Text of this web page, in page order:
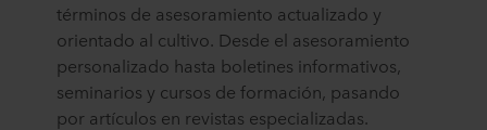
términos de asesoramiento actualizado y
orientado al cultivo. Desde el asesoramiento
personalizado hasta boletines informativos,
seminarios y cursos de formación, pasando
por artículos en revistas especializadas.